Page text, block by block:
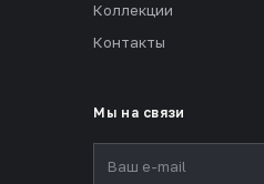
Коллекции
Контакты
Мы на связи